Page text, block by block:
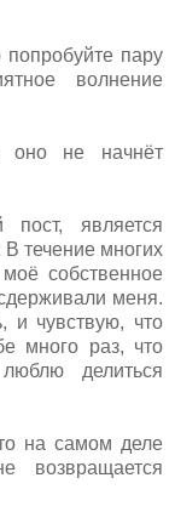
пару
волнение
оно не начнёт
является
В течение многих
собственное
меня.
и чувствую, что
много раз, что
делиться
на самом деле